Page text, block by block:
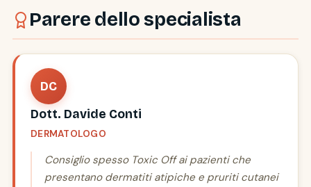
Parere dello specialista
DC
Dott. Davide Conti
DERMATOLOGO
Consiglio spesso Toxic Off ai pazienti che
presentano dermatiti atipiche e pruriti cutanei